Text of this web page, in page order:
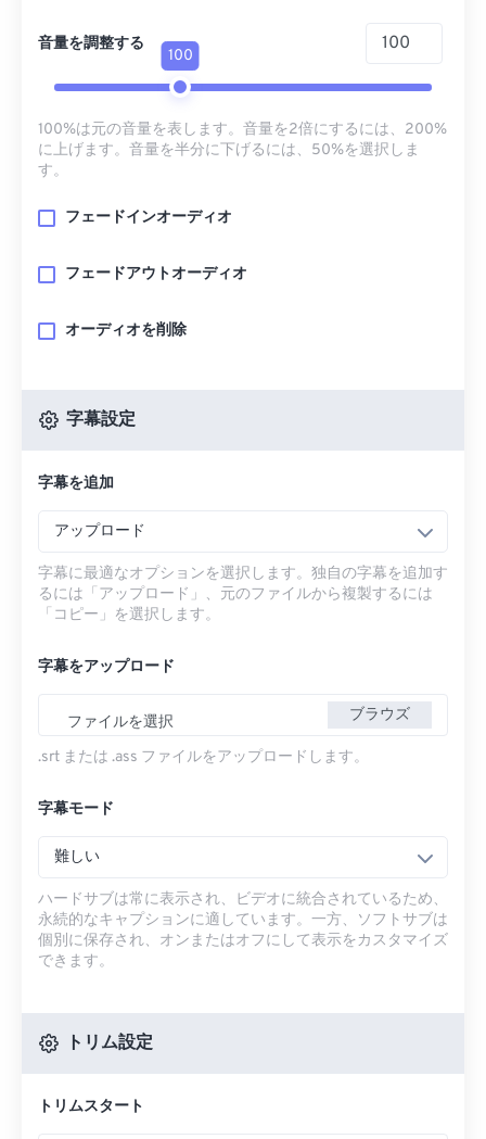
音量を調整する
100
100%は元の音量を表します。音量を2倍にするには、200%
に上げます。音量を半分に下げるには、50%を選択しま
す。
フェードインオーディオ
フェードアウトオーディオ
オーディオを削除
字幕設定
字幕を追加
アップロード
字幕に最適なオプションを選択します。独自の字幕を追加す
るには「アップロード」、元のファイルから複製するには
「コピー」を選択します。
字幕をアップロード
ファイルを選択 ブラウズ
.srt または .ass ファイルをアップロードします。
字幕モード
難しい
ハードサブは常に表示され、ビデオに統合されているため、
永続的なキャプションに適しています。一方、ソフトサブは
個別に保存され、オンまたはオフにして表示をカスタマイズ
できます。
トリム設定
トリムスタート